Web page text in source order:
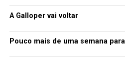
A Galloper vai voltar
Pouco mais de uma semana